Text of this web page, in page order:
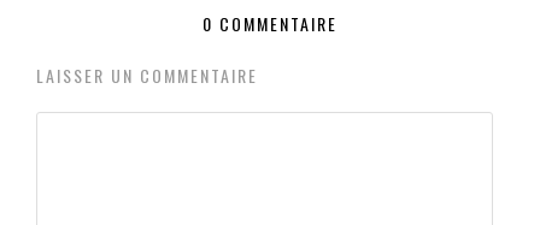
0 COMMENTAIRE
LAISSER UN COMMENTAIRE